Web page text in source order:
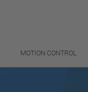
MOTION CONTROL